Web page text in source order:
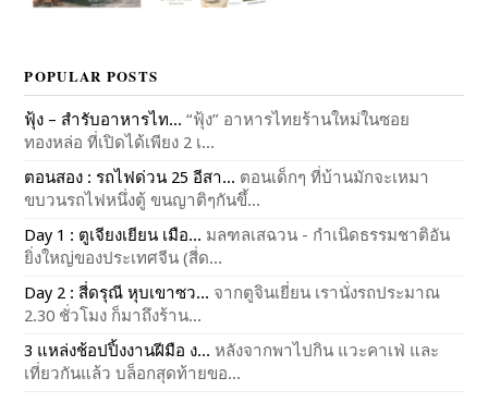
POPULAR POSTS
ฟุ้ง – สำรับอาหารไท... “ฟุ้ง” อาหารไทยร้านใหม่ในซอย
ทองหล่อ ที่เปิดได้เพียง 2 เ...
ตอนสอง : รถไฟด่วน 25 อีสา... ตอนเด็กๆ ที่บ้านมักจะเหมา
ขบวนรถไฟหนึ่งตู้ ขนญาติๆกันขึ้...
Day 1 : ตูเจียงเยียน เมือ... มลฑลเสฉวน - กำเนิดธรรมชาติอัน
ยิ่งใหญ่ของประเทศจีน (สี่ด...
Day 2 : สี่ดรุณี หุบเขาซว... จากตูจินเยี่ยน เรานั่งรถประมาณ
2.30 ชั่วโมง ก็มาถึงร้าน...
3 แหล่งช้อปปิ้งงานฝีมือ ง... หลังจากพาไปกิน แวะคาเฟ่ และ
เที่ยวกันแล้ว บล็อกสุดท้ายขอ...